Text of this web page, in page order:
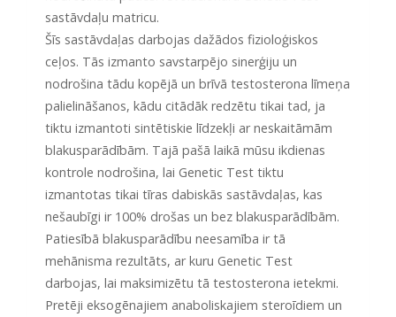
sastāvdaļu matricu.
Šīs sastāvdaļas darbojas dažādos fizioloģiskos
ceļos. Tās izmanto savstarpējo sinerģiju un
nodrošina tādu kopējā un brīvā testosterona līmeņa
palielināšanos, kādu citādāk redzētu tikai tad, ja
tiktu izmantoti sintētiskie līdzekļi ar neskaitāmām
blakusparādībām. Tajā pašā laikā mūsu ikdienas
kontrole nodrošina, lai Genetic Test tiktu
izmantotas tikai tīras dabiskās sastāvdaļas, kas
nešaubīgi ir 100% drošas un bez blakusparādībām.
Patiesībā blakusparādību neesamība ir tā
mehānisma rezultāts, ar kuru Genetic Test
darbojas, lai maksimizētu tā testosterona ietekmi.
Pretēji eksogēnajiem anaboliskajiem steroīdiem un